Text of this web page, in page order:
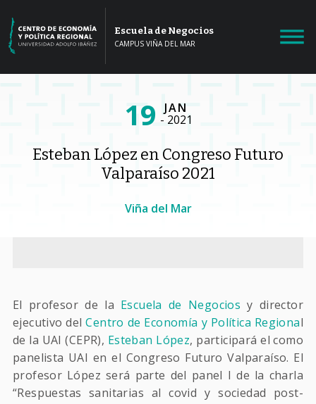
Escuela de Negocios
CAMPUS VIÑA DEL MAR
19 JAN
2021
Esteban López en Congreso Futuro
Valparaíso 2021
Viña del Mar
El profesor de la Escuela de Negocios y director
ejecutivo delCentro de Economía y Política Regional
de la UAI (CEPR), Esteban López, participará el como
panelista UAI en el Congreso Futuro Valparaíso. El
profesor López será parte del panel I de la charla
“Respuestas sanitarias al covid y sociedad post-